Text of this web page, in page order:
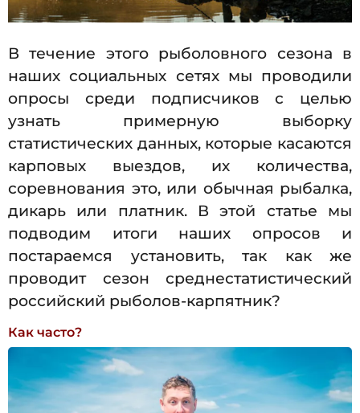
0
9
В течение этого рыболовного сезона в
наших социальных сетях мы проводили
опросы среди подписчиков с целью
узнать примерную выборку
статистических данных, которые касаются
карповых выездов, их количества,
соревнования это, или обычная рыбалка,
дикарь или платник. В этой статье мы
подводим итоги наших опросов и
постараемся установить, так как же
проводит сезон среднестатистический
российский рыболов-карпятник?
Как часто?